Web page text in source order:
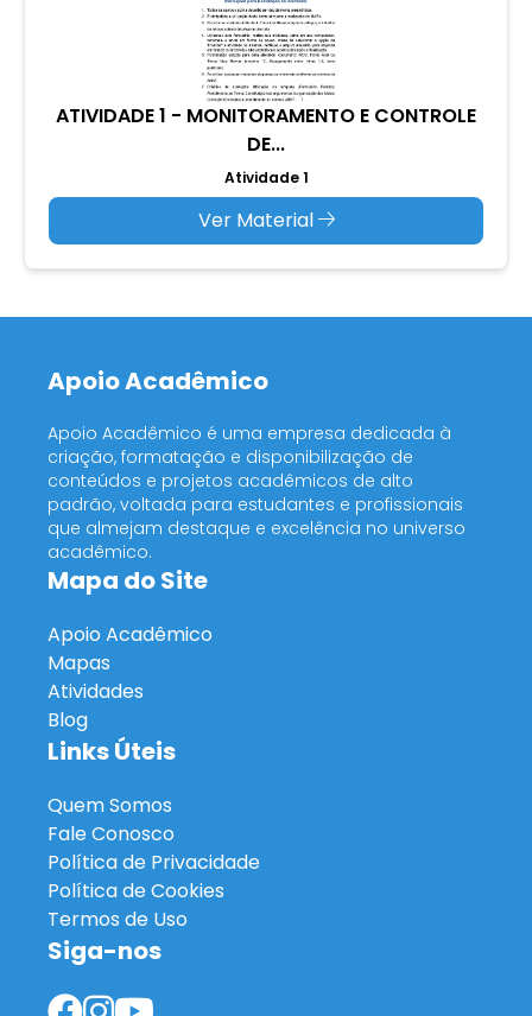
ATIVIDADE 1 - MONITORAMENTO E CONTROLE
DE...
Atividade 1
Ver Material
Apoio Acadêmico
Apoio Acadêmico é uma empresa dedicada à
criação, formatação e disponibilização de
conteúdos e projetos acadêmicos de alto
padrão, voltada para estudantes e profissionais
que almejam destaque e excelência no universo
acadêmico.
Mapa do Site
Apoio Acadêmico
Mapas
Atividades
Blog
Links Úteis
Quem Somos
Fale Conosco
Política de Privacidade
Política de Cookies
Termos de Uso
Siga-nos